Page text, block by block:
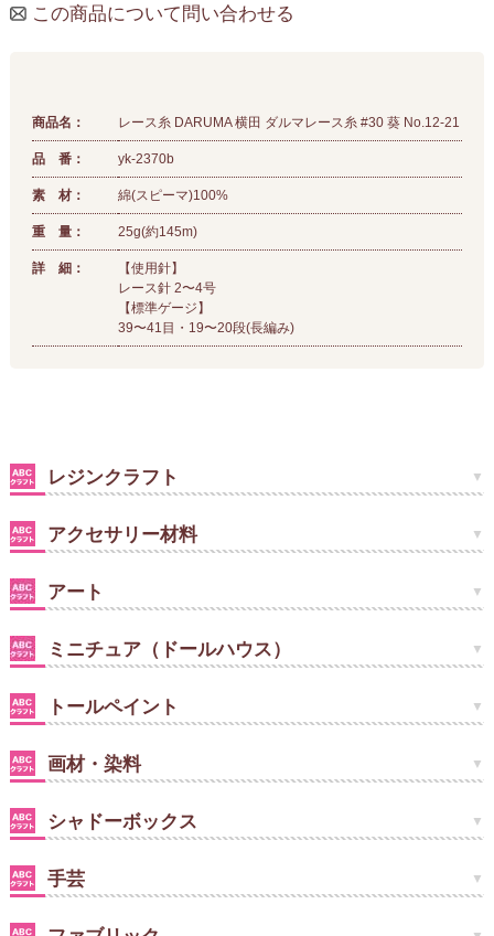
この商品について問い合わせる
商品名： レース糸 DARUMA 横田 ダルマレース糸 #30 葵 No.12-21
品 番： yk-2370b
素 材： 綿(スピーマ)100%
重 量： 25g(約145m)
詳 細：
【使用針】
レース針 2〜4号
【標準ゲージ】
39〜41目・19〜20段(長編み)
レジンクラフト
アクセサリー材料
アート
ミニチュア（ドールハウス）
トールペイント
画材・染料
シャドーボックス
手芸